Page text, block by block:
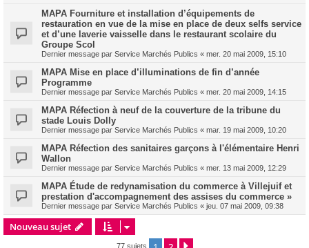
MAPA Fourniture et installation d’équipements de
restauration en vue de la mise en place de deux selfs service
et d’une laverie vaisselle dans le restaurant scolaire du
Groupe Scol
Dernier message par Service Marchés Publics « mer. 20 mai 2009, 15:10
MAPA Mise en place d’illuminations de fin d’année
Programme
Dernier message par Service Marchés Publics « mer. 20 mai 2009, 14:15
MAPA Réfection à neuf de la couverture de la tribune du
stade Louis Dolly
Dernier message par Service Marchés Publics « mar. 19 mai 2009, 10:20
MAPA Réfection des sanitaires garçons à l'élémentaire Henri
Wallon
Dernier message par Service Marchés Publics « mer. 13 mai 2009, 12:29
MAPA Étude de redynamisation du commerce à Villejuif et
prestation d'accompagnement des assises du commerce »
Dernier message par Service Marchés Publics « jeu. 07 mai 2009, 09:38
Nouveau sujet
77 sujets